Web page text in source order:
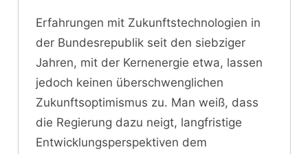
Erfahrungen mit Zukunftstechnologien in
der Bundesrepublik seit den siebziger
Jahren, mit der Kernenergie etwa, lassen
jedoch keinen überschwenglichen
Zukunftsoptimismus zu. Man weiß, dass
die Regierung dazu neigt, langfristige
Entwicklungsperspektiven dem